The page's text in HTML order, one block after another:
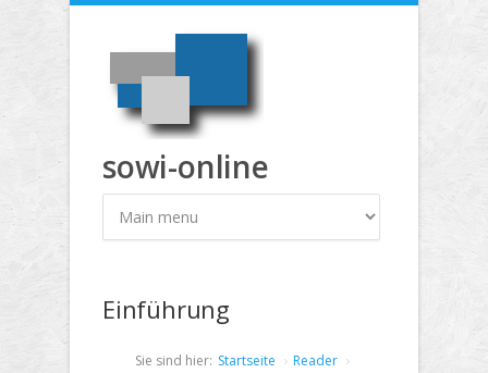
Direkt zum Inhalt
sowi-online
Einführung
Sie sind hier: Startseite
Reader